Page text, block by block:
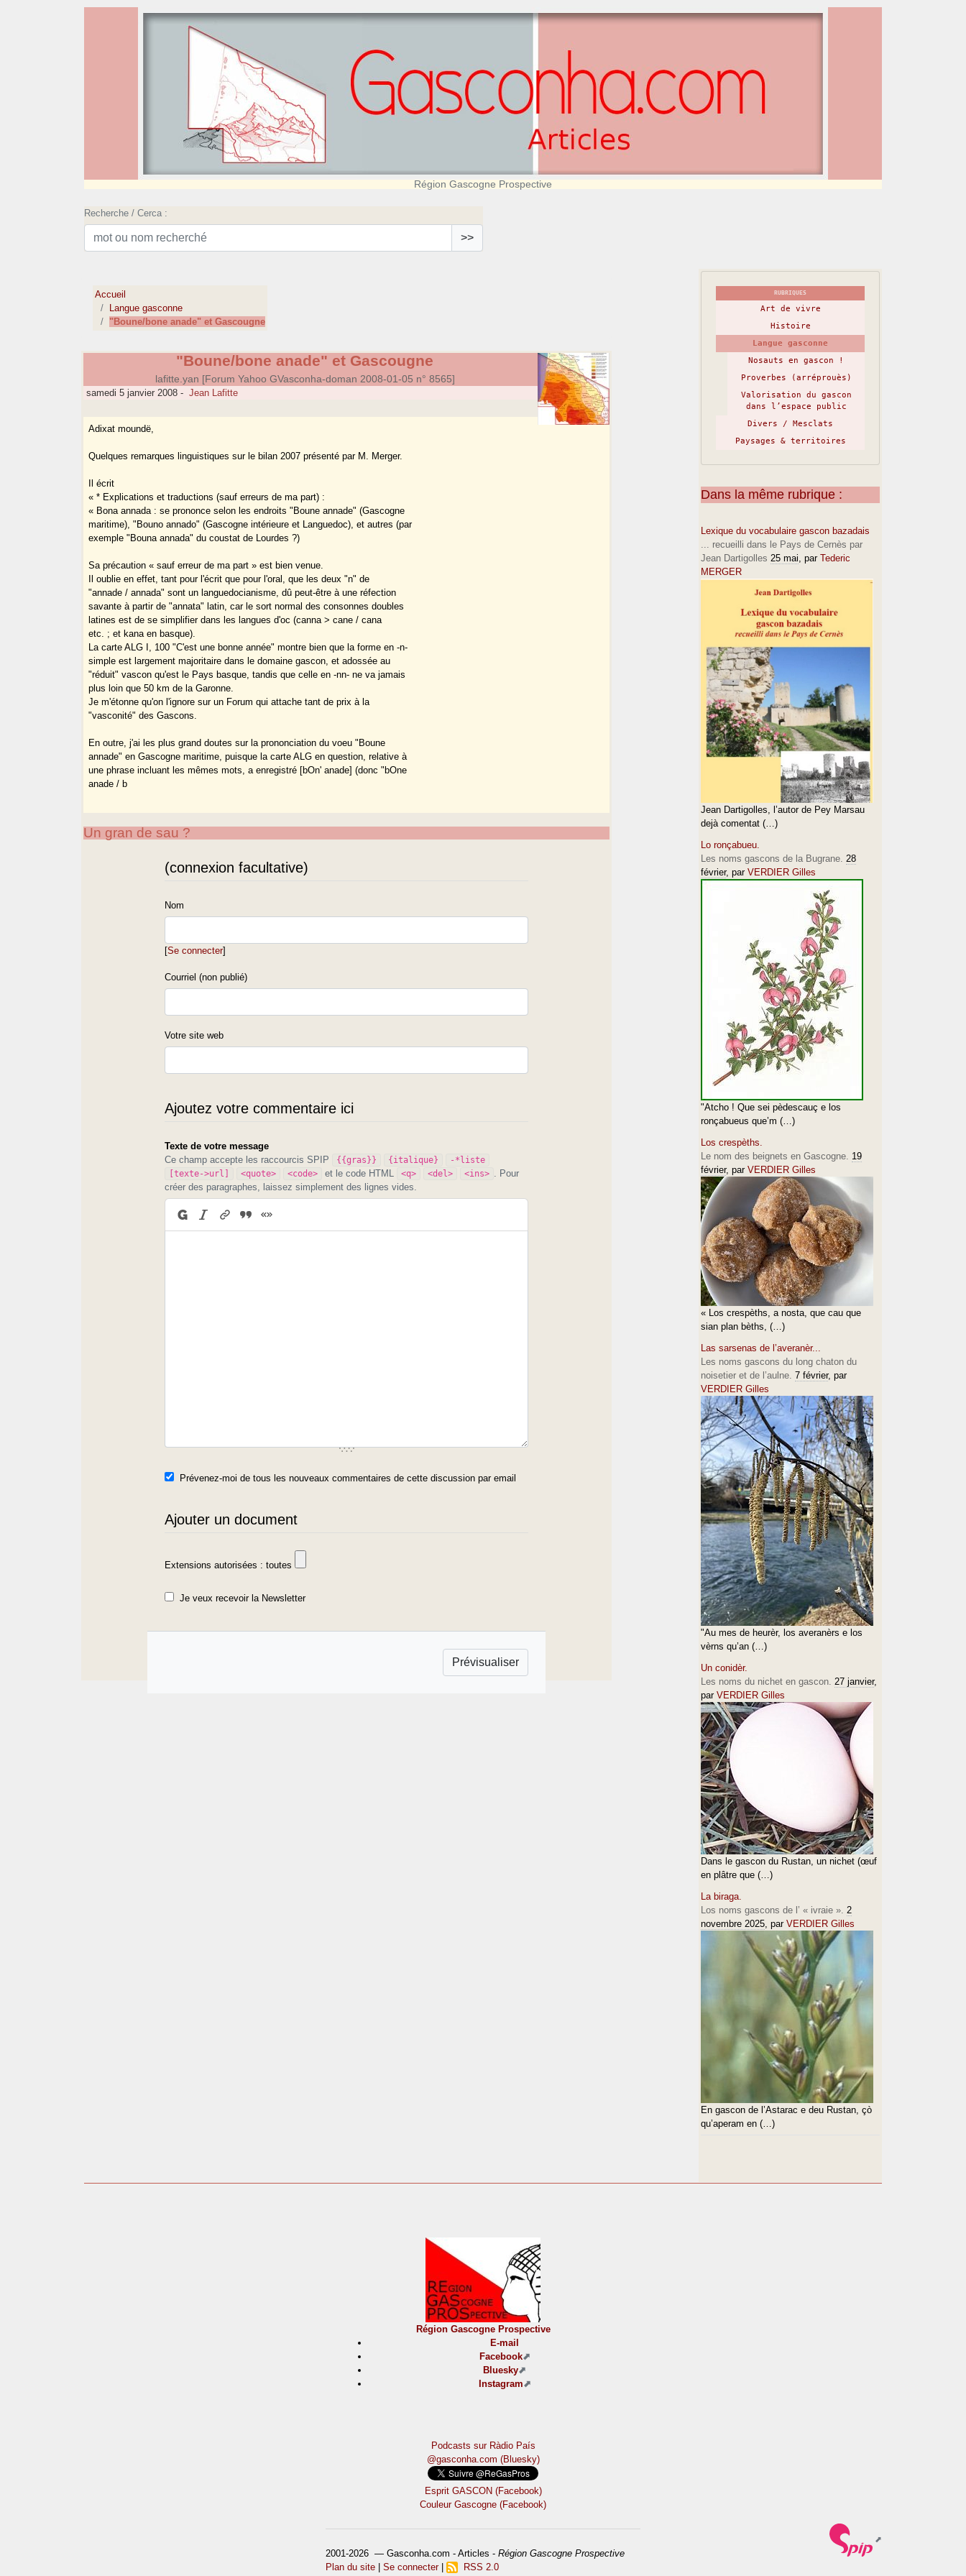
Région Gascogne Prospective
Recherche / Cerca :
>>
Accueil
Langue gasconne
"Boune/bone anade" et Gascougne
"Boune/bone anade" et Gascougne
lafitte.yan [Forum Yahoo GVasconha-doman 2008-01-05 n° 8565]
samedi 5 janvier 2008 - Jean Lafitte
Adixat moundë,
Quelques remarques linguistiques sur le bilan 2007 présenté par M. Merger.
Il écrit
« * Explications et traductions (sauf erreurs de ma part) :
« Bona annada : se prononce selon les endroits "Boune annade" (Gascogne
maritime), "Bouno annado" (Gascogne intérieure et Languedoc), et autres (par
exemple "Bouna annada" du coustat de Lourdes ?)
Sa précaution « sauf erreur de ma part » est bien venue.
Il oublie en effet, tant pour l'écrit que pour l'oral, que les deux "n" de
"annade / annada" sont un languedocianisme, dû peut-être à une réfection
savante à partir de "annata" latin, car le sort normal des consonnes doubles
latines est de se simplifier dans les langues d'oc (canna > cane / cana
etc. ; et kana en basque).
La carte ALG I, 100 "C'est une bonne année" montre bien que la forme en -n-
simple est largement majoritaire dans le domaine gascon, et adossée au
"réduit" vascon qu'est le Pays basque, tandis que celle en -nn- ne va jamais
plus loin que 50 km de la Garonne.
Je m'étonne qu'on l'ignore sur un Forum qui attache tant de prix à la
"vasconité" des Gascons.
En outre, j'ai les plus grand doutes sur la prononciation du voeu "Boune
annade" en Gascogne maritime, puisque la carte ALG en question, relative à
une phrase incluant les mêmes mots, a enregistré [bOn' anade] (donc "bOne
anade / b
Un gran de sau ?
(connexion facultative)
Nom
[Se connecter]
Courriel (non publié)
Votre site web
Ajoutez votre commentaire ici
Texte de votre message
Ce champ accepte les raccourcis SPIP
{{gras}} {italique}
-*liste
[texte->url]
<quote> <code> et le code HTML <q> <del> <ins>
. Pour
créer des paragraphes, laissez simplement des lignes vides.
Prévenez-moi de tous les nouveaux commentaires de cette discussion par email
Ajouter un document
Extensions autorisées : toutes
Je veux recevoir la Newsletter
RUBRIQUES
Art de vivre
Histoire
Langue gasconne
Nosauts en gascon !
Proverbes (arréprouès)
Valorisation du gascon
dans l’espace public
Divers / Mesclats
Paysages & territoires
Dans la même rubrique :
Lexique du vocabulaire gascon bazadais
... recueilli dans le Pays de Cernès par
Jean Dartigolles 25 mai, par Tederic
MERGER
Jean Dartigolles, l’autor de Pey Marsau
dejà comentat (…)
Lo ronçabueu.
Les noms gascons de la Bugrane. 28
février, par VERDIER Gilles
"Atcho ! Que sei pèdescauç e los
ronçabueus que’m (…)
Los crespèths.
Le nom des beignets en Gascogne. 19
février, par VERDIER Gilles
« Los crespèths, a nosta, que cau que
sian plan bèths, (…)
Las sarsenas de l’averanèr...
Les noms gascons du long chaton du
noisetier et de l’aulne. 7 février, par
VERDIER Gilles
"Au mes de heurèr, los averanèrs e los
vèrns qu’an (…)
Un conidèr.
Les noms du nichet en gascon. 27 janvier,
par VERDIER Gilles
Dans le gascon du Rustan, un nichet (œuf
en plâtre que (…)
La biraga.
Los noms gascons de l’ « ivraie ». 2
novembre 2025, par VERDIER Gilles
En gascon de l’Astarac e deu Rustan, çò
qu’aperam en (…)
Région Gascogne Prospective
E-mail
Facebook
Bluesky
Instagram
Podcasts sur Ràdio País
@gasconha.com (Bluesky)
Esprit GASCON (Facebook)
Couleur Gascogne (Facebook)
2001-2026 — Gasconha.com - Articles - Région Gascogne Prospective
Plan du site
Se connecter| RSS 2.0